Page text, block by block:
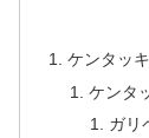
ケンタッ
ケンタ
ガリ